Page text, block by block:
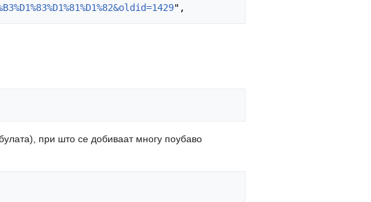
при што се добиваат многу поубаво